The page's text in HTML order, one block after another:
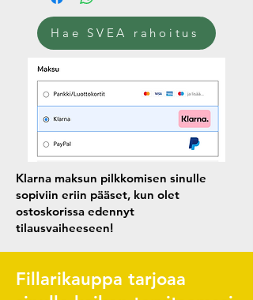
Hae SVEA rahoitus
Klarna maksun pilkkomisen sinulle
sopiviin eriin pääset, kun olet
ostoskorissa edennyt
tilausvaiheeseen!
Fillarikauppa tarjoaa